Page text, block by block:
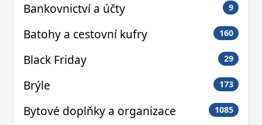
Bankovnictví a účty 9
Batohy a cestovní kufry 160
Black Friday 29
Brýle 173
Bytové doplňky a organizace 1085